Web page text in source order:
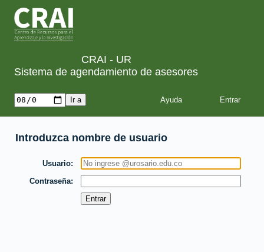
CRAI - UR
Sistema de agendamiento de asesores
Ayuda
Introduzca nombre de usuario
Usuario
Contraseña